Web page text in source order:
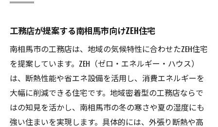
工務店が提案する南相馬市向けZEH住宅
南相馬市の工務店は、地域の気候特性に合わせたZEH住宅
を提案しています。ZEH（ゼロ・エネルギー・ハウス）
は、断熱性能や省エネ設備を活用し、消費エネルギーを
大幅に削減できる住宅です。地域密着型の工務店ならで
はの知見を活かし、南相馬市の冬の寒さや夏の湿度にも
強い住まいを実現します。具体的には、外張り断熱や高